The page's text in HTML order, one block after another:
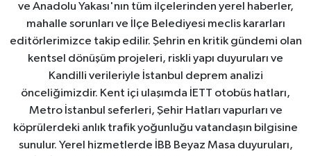
ve Anadolu Yakası'nın tüm ilçelerinden yerel haberler,
mahalle sorunları ve İlçe Belediyesi meclis kararları
editörlerimizce takip edilir. Şehrin en kritik gündemi olan
kentsel dönüşüm projeleri, riskli yapı duyuruları ve
Kandilli verileriyle İstanbul deprem analizi
önceliğimizdir. Kent içi ulaşımda İETT otobüs hatları,
Metro İstanbul seferleri, Şehir Hatları vapurları ve
köprülerdeki anlık trafik yoğunluğu vatandaşın bilgisine
sunulur. Yerel hizmetlerde İBB Beyaz Masa duyuruları,